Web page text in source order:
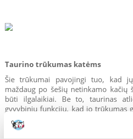
Taurino trūkumas katėms
Šie trūkumai pavojingi tuo, kad
maždaug po šešių netinkamo kačių
būti ilgalaikiai. Be to, taurinas
gyvybinių funkcijų, kad jo trūkumas
bet kokiu lygmeniu.
Suaugusioms katėms